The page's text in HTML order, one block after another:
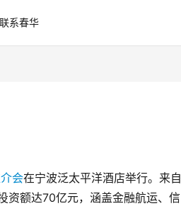
联系春华
会在宁波泛太平洋酒店举行。来自
资额达70亿元，涵盖金融航运、信